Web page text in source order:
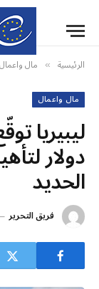
الرئيسية » مال واعمال
مال واعمال
دولار
الحديد
فريق التحرير